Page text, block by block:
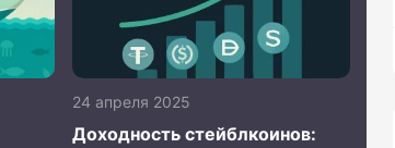
24 апреля 2025
Доходность стейблкоинов: